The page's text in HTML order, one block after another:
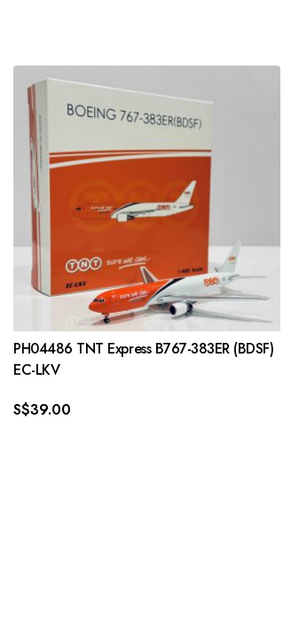
PH04486 TNT Express B767-383ER (BDSF)
EC-LKV
S$39.00